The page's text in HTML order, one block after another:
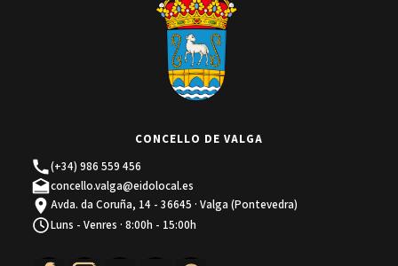
CONCELLO DE VALGA
(+34) 986 559 456
concello.valga@eidolocal.es
Avda. da Coruña, 14 - 36645 · Valga (Pontevedra)
Luns - Venres · 8:00h - 15:00h